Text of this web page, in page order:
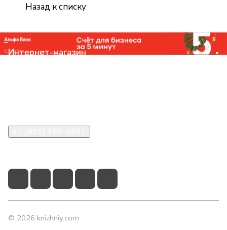
Назад к списку
Интернет-магазин
© 2026 knizhniy.com